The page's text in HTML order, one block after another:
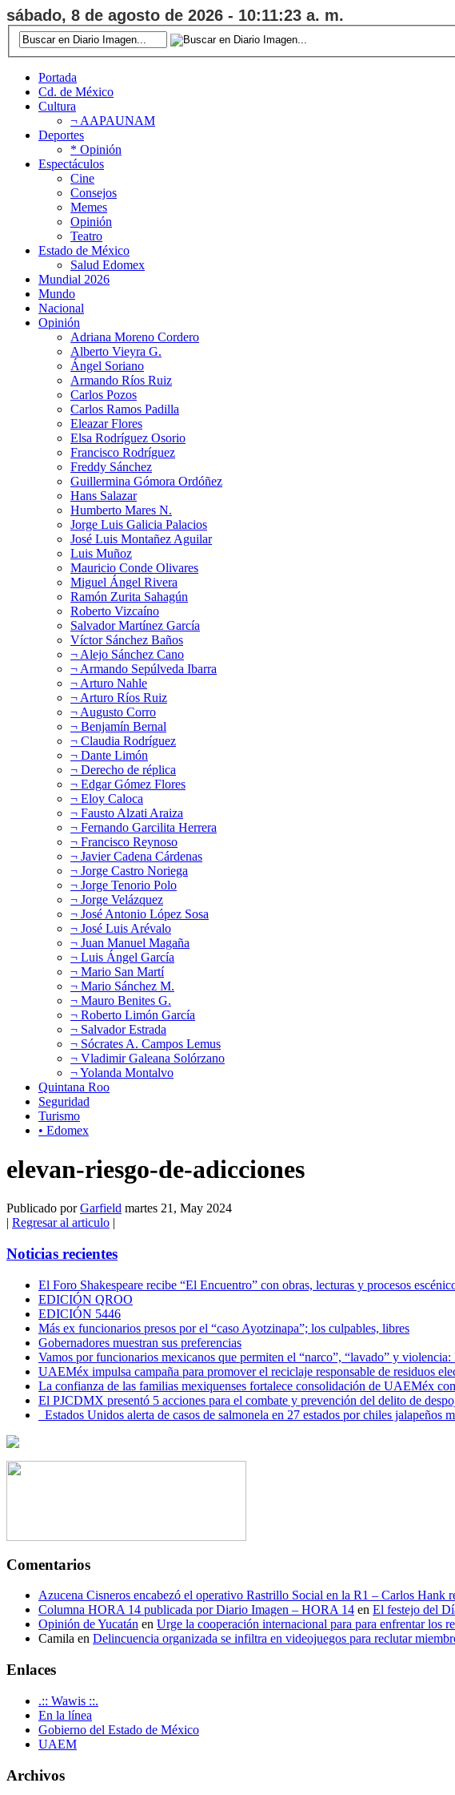
sábado, 8 de agosto de 2026 - 10:11:24 a. m.
Portada
Cd. de México
Cultura
¬ AAPAUNAM
Deportes
* Opinión
Espectáculos
Cine
Consejos
Memes
Opinión
Teatro
Estado de México
Salud Edomex
Mundial 2026
Mundo
Nacional
Opinión
Adriana Moreno Cordero
Alberto Vieyra G.
Ángel Soriano
Armando Ríos Ruiz
Carlos Pozos
Carlos Ramos Padilla
Eleazar Flores
Elsa Rodríguez Osorio
Francisco Rodríguez
Freddy Sánchez
Guillermina Gómora Ordóñez
Hans Salazar
Humberto Mares N.
Jorge Luis Galicia Palacios
José Luis Montañez Aguilar
Luis Muñoz
Mauricio Conde Olivares
Miguel Ángel Rivera
Ramón Zurita Sahagún
Roberto Vizcaíno
Salvador Martínez García
Víctor Sánchez Baños
¬ Alejo Sánchez Cano
¬ Armando Sepúlveda Ibarra
¬ Arturo Nahle
¬ Arturo Ríos Ruiz
¬ Augusto Corro
¬ Benjamín Bernal
¬ Claudia Rodríguez
¬ Dante Limón
¬ Derecho de réplica
¬ Edgar Gómez Flores
¬ Eloy Caloca
¬ Fausto Alzati Araiza
¬ Fernando Garcilita Herrera
¬ Francisco Reynoso
¬ Javier Cadena Cárdenas
¬ Jorge Castro Noriega
¬ Jorge Tenorio Polo
¬ Jorge Velázquez
¬ José Antonio López Sosa
¬ José Luis Arévalo
¬ Juan Manuel Magaña
¬ Luis Ángel García
¬ Mario San Martí
¬ Mario Sánchez M.
¬ Mauro Benites G.
¬ Roberto Limón García
¬ Salvador Estrada
¬ Sócrates A. Campos Lemus
¬ Vladimir Galeana Solórzano
¬ Yolanda Montalvo
Quintana Roo
Seguridad
Turismo
• Edomex
elevan-riesgo-de-adicciones
Publicado porGarfield martes 21, May 2024
Regresar al articulo
Noticias recientes
El Foro Shakespeare recibe “El Encuentro” con obras, lecturas y procesos
EDICIÓN QROO
EDICIÓN 5446
Más ex funcionarios presos por el “caso Ayotzinapa”; los culpables, libres
Gobernadores muestran sus preferencias
Vamos por funcionarios mexicanos que permiten el “narco”, “lavado” y
UAEMéx impulsa campaña para promover el reciclaje responsable de residuos
La confianza de las familias mexiquenses fortalece consolidación de UAEMéx
El PJCDMX presentó 5 acciones para el combate y prevención del delito de
Estados Unidos alerta de casos de salmonela en 27 estados por chiles jalapeños
Comentarios
Azucena Cisneros encabezó el operativo Rastrillo Social en la R1 – Carlos Hank
Columna HORA 14 publicada por Diario Imagen – HORA 14 en El festejo del
Opinión de Yucatán en Urge la cooperación internacional para para enfrentar los
Camila en Delincuencia organizada se infiltra en videojuegos para reclutar
Enlaces
.:: Wawis ::.
En la línea
Gobierno del Estado de México
UAEM
Archivos